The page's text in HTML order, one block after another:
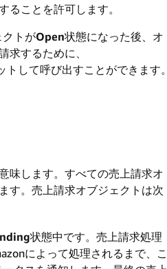
ことを許可します。
トがOpen状態になった後、オ
するために、
して呼び出すことができます。
味します。すべての売上請求オ
す。売上請求オブジェクトは次
状態中です。売上請求処理
によって処理されるまで、こ